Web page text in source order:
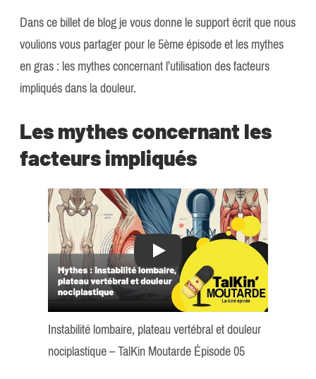
Dans ce billet de blog je vous donne le support écrit que nous
voulions vous partager pour le 5ème épisode et les mythes
en gras : les mythes concernant l’utilisation des facteurs
impliqués dans la douleur.
Les mythes concernant les
facteurs impliqués
Play
Instabilité lombaire, plateau vertébral et douleur
nociplastique – TalKin Moutarde Épisode 05